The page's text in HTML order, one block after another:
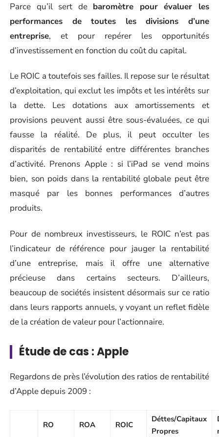
Parce qu’il sert de baromètre pour évaluer les
performances de toutes les divisions d’une
entreprise, et pour repérer les opportunités
d’investissement en fonction du coût du capital.
Le ROIC a toutefois ses failles. Il repose sur le résultat
d’exploitation, qui exclut les impôts et les intérêts sur
la dette. Les dotations aux amortissements et
provisions peuvent aussi être sous-évaluées, ce qui
fausse la réalité. De plus, il peut occulter les
disparités de rentabilité entre différentes branches
d’activité. Prenons Apple : si l’iPad se vend moins
bien, son poids dans la rentabilité globale peut être
masqué par les bonnes performances d’autres
produits.
Pour de nombreux investisseurs, le ROIC n’est pas
l’indicateur de référence pour jauger la rentabilité
d’une entreprise, mais il offre une alternative
précieuse dans certains secteurs. D’ailleurs,
beaucoup de sociétés insistent désormais sur ce ratio
dans leurs rapports annuels, y voyant un reflet fidèle
de la création de valeur pour l’actionnaire.
Étude de cas : Apple
Regardons de près l’évolution des ratios de rentabilité
d’Apple depuis 2009 :
RO ROA ROIC
Déttes/Capitaux
Propres